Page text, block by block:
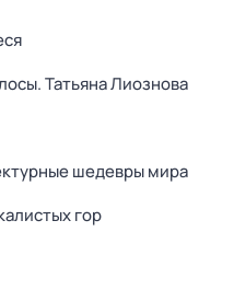
Татьяна Лиознова
шедевры мира
гор